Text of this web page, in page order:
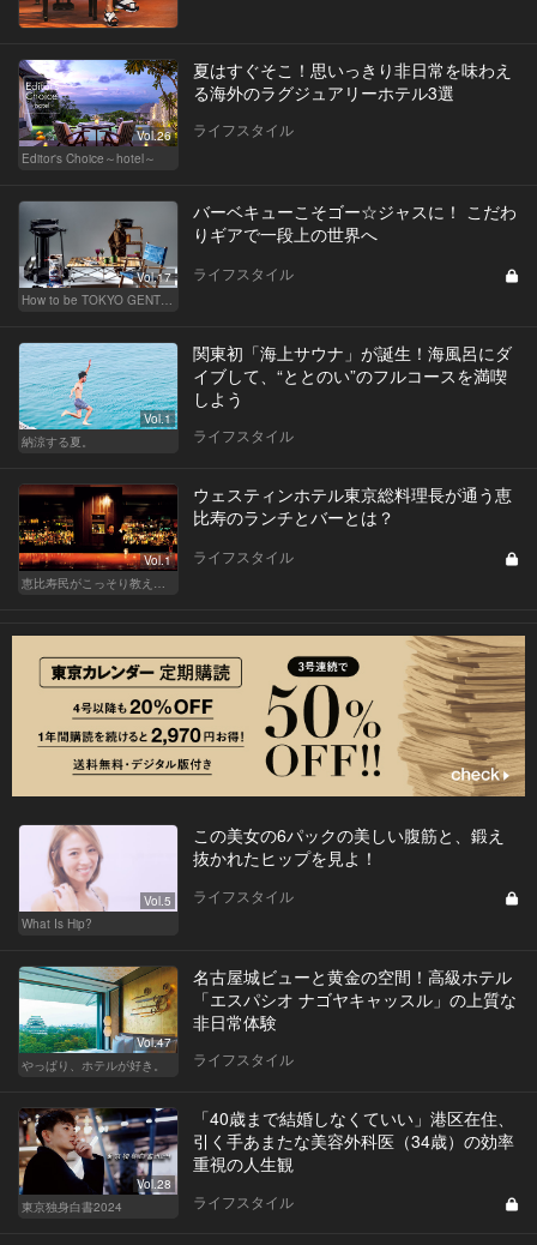
Vol.26
Editor's Choice～hotel～
夏はすぐそこ！思いっきり非日常を味わえ
る海外のラグジュアリーホテル3選
ライフスタイル
Vol.17
How to be TOKYO GENTS 東京人よ、紳士たれ！
バーベキューこそゴー☆ジャスに！ こだわ
りギアで一段上の世界へ
ライフスタイル
Vol.1
納涼する夏。
関東初「海上サウナ」が誕生！海風呂にダ
イブして、“ととのい”のフルコースを満喫
しよう
ライフスタイル
Vol.1
恵比寿民がこっそり教える、 “俺の恵比寿”
ウェスティンホテル東京総料理長が通う恵
比寿のランチとバーとは？
ライフスタイル
Vol.5
What Is Hip?
この美女の6パックの美しい腹筋と、鍛え
抜かれたヒップを見よ！
ライフスタイル
Vol.47
やっぱり、ホテルが好き。
名古屋城ビューと黄金の空間！高級ホテル
「エスパシオ ナゴヤキャッスル」の上質な
非日常体験
ライフスタイル
Vol.28
東京独身白書2024
「40歳まで結婚しなくていい」港区在住、
引く手あまたな美容外科医（34歳）の効率
重視の人生観
ライフスタイル